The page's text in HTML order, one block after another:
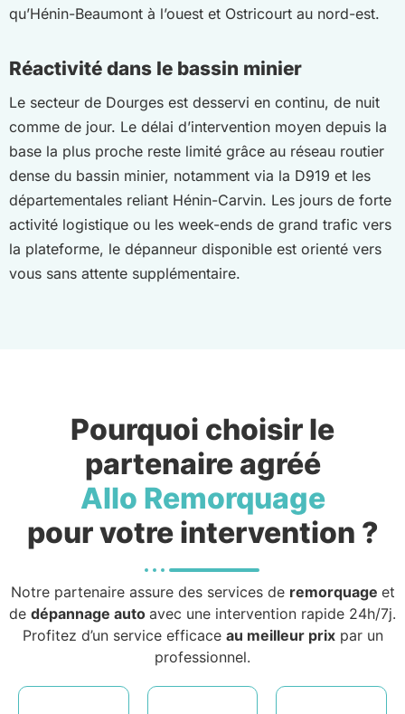
qu’Hénin-Beaumont à l’ouest et Ostricourt au nord-est.
Réactivité dans le bassin minier
Le secteur de Dourges est desservi en continu, de nuit
comme de jour. Le délai d’intervention moyen depuis la
base la plus proche reste limité grâce au réseau routier
dense du bassin minier, notamment via la D919 et les
départementales reliant Hénin-Carvin. Les jours de forte
activité logistique ou les week-ends de grand trafic vers
la plateforme, le dépanneur disponible est orienté vers
vous sans attente supplémentaire.
Pourquoi choisir le
partenaire agréé
Allo Remorquage
pour votre intervention ?
Notre partenaire assure des services de remorquage et
de dépannage auto avec une intervention rapide 24h/7j.
Profitez d’un service efficace au meilleur prixpar un
professionnel.